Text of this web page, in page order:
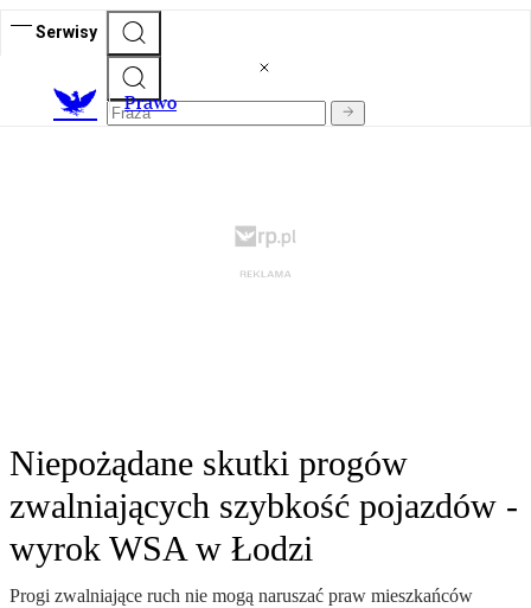
Serwisy
Prawo
Niepożądane skutki progów
zwalniających szybkość pojazdów -
wyrok WSA w Łodzi
Progi zwalniające ruch nie mogą naruszać praw mieszkańców